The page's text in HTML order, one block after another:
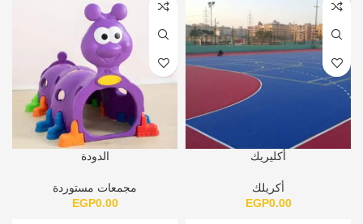
أكليريك
أكريلك
EGP0.00
الدودة
مجمعات مستوردة
EGP0.00